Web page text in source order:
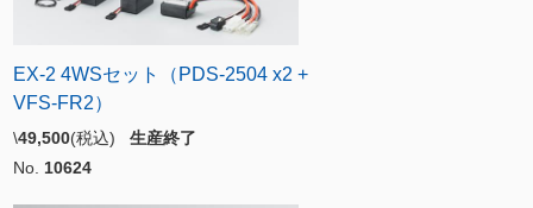
EX-2 4WSセット（PDS-2504 x2 +
VFS-FR2）
\49,500(税込) 生産終了
No. 10624